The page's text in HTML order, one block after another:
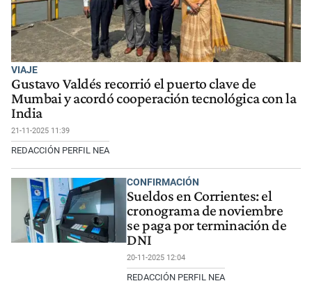
VIAJE
Gustavo Valdés recorrió el puerto clave de
Mumbai y acordó cooperación tecnológica con la
India
21-11-2025 11:39
REDACCIÓN PERFIL NEA
CONFIRMACIÓN
Sueldos en Corrientes: el
cronograma de noviembre
se paga por terminación de
DNI
20-11-2025 12:04
REDACCIÓN PERFIL NEA